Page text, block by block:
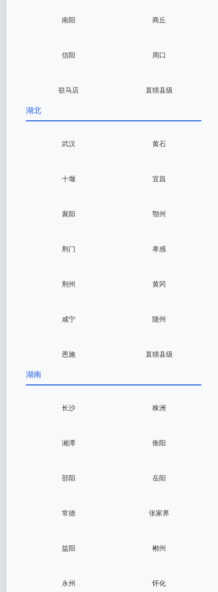
南阳 商丘
信阳 周口
驻马店 直辖县级
湖北
武汉 黄石
十堰 宜昌
襄阳 鄂州
荆门 孝感
荆州 黄冈
咸宁 随州
恩施 直辖县级
湖南
长沙 株洲
湘潭 衡阳
邵阳 岳阳
常德 张家界
益阳 郴州
永州 怀化